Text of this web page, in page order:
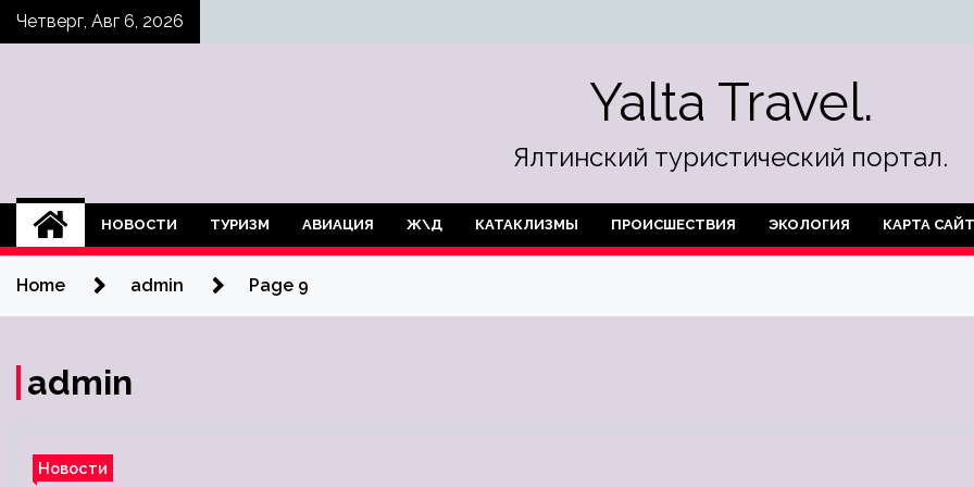
SkipЧетверг, Авг 6, 2026
Yalta Travel.
Ялтинский туристический портал.
НОВОСТИ ТУРИЗМ АВИАЦИЯ Ж\Д КАТАКЛИЗМЫ ПРОИСШЕСТВИЯ ЭКОЛОГИЯ КАРТА
Home admin Page 9
admin
Новости